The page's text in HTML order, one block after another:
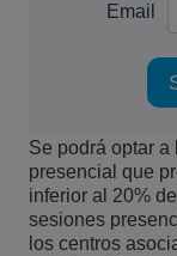
Email
Se podrá optar
presencial que
inferior al 20%
sesiones
los centros